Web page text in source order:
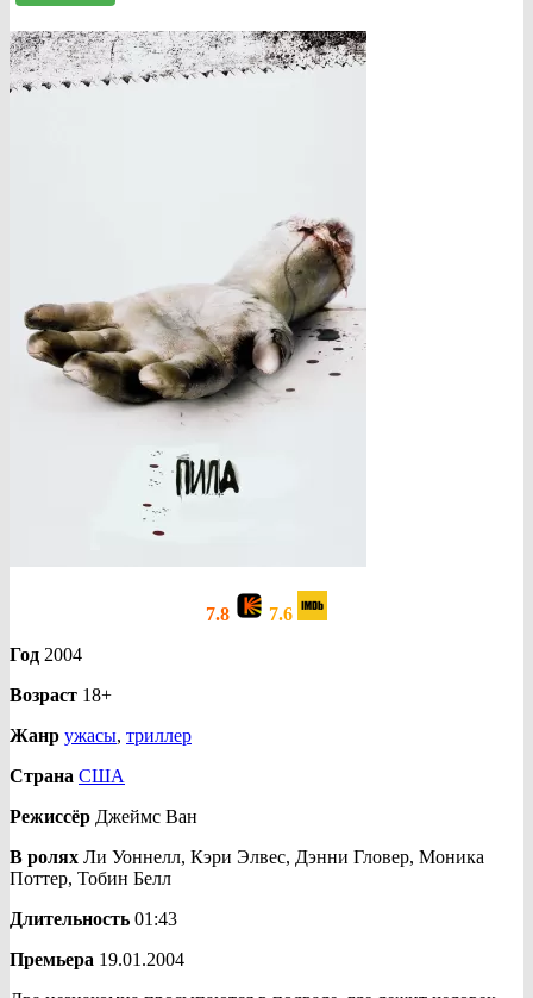
7.8
7.6
Год 2004
Возраст 18+
Жанр ужасы, триллер
Страна США
Режиссёр Джеймс Ван
В ролях Ли Уоннелл, Кэри Элвес, Дэнни Гловер, Моника
Поттер, Тобин Белл
Длительность 01:43
Премьера 19.01.2004